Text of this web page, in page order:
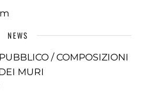
NEWS
/ COMPOSIZIONI
MURI